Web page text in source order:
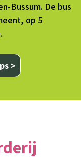
Bussum. De bus
op 5
>